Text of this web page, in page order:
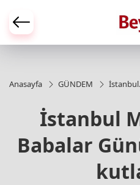
Anasayfa GÜNDEM
İstanbul
Günü’ne
anlamlı
kutlama
İstanbul
Babalar